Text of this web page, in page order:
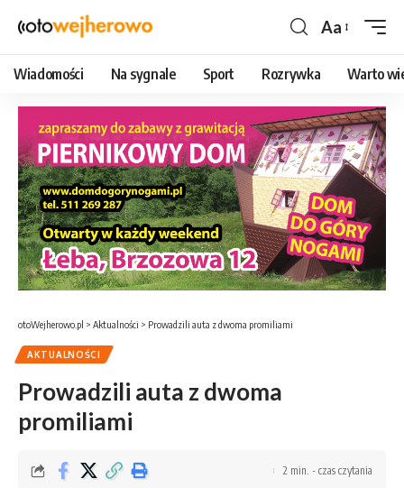
Czcionka
Aa
Wiadomości Na sygnale Sport Rozrywka Warto
otoWejherowo.pl > Aktualności > Prowadzili auta z dwoma promiliami
AKTUALNOŚCI
Prowadzili auta z dwoma
promiliami
2 min. - czas czytania